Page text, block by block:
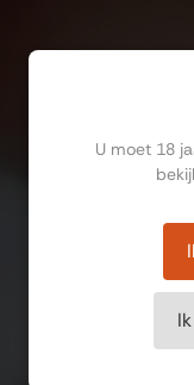
U moet 18